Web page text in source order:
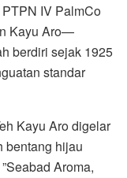
IV PalmCo
Kayu Aro—
berdiri sejak 1925
standar
Kayu Aro digelar
bentang hijau
Aroma,